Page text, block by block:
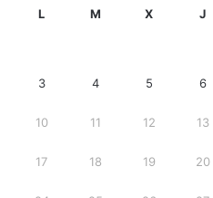
L M X J
3 4 5 6
10 11 12 13
17 18 19 20